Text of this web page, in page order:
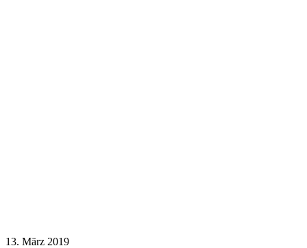
13. März 2019